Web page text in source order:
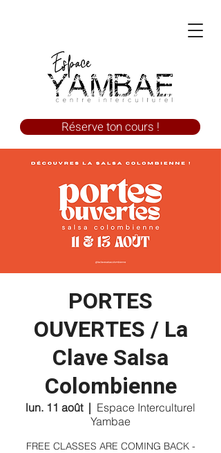
Réserve ton cours !
PORTES
OUVERTES / La
Clave Salsa
Colombienne
lun. 11 août
  |
Espace Interculturel
Yambae
FREE CLASSES ARE COMING BACK -